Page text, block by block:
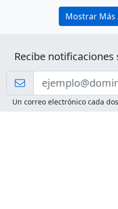
Mostrar Más
Recibe
Un correo electrónico cada